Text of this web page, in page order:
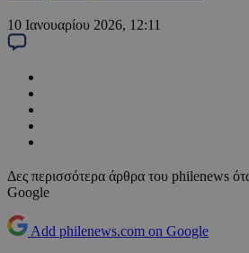
10 Ιανουαρίου 2026, 12:11
Δες περισσότερα άρθρα του philenews
Google
Add philenews.com on Google